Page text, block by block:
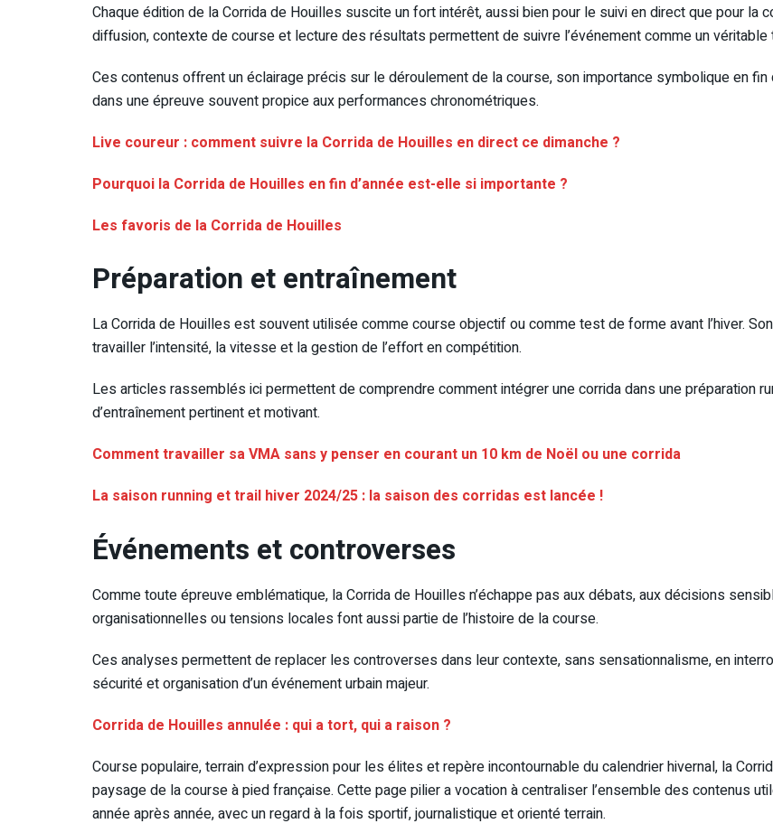
Chaque édition de la Corrida de Houilles suscite un fort intérêt, aussi bien pour le suivi en direct que pour la
diffusion, contexte de course et lecture des résultats permettent de suivre l’événement comme un
Ces contenus offrent un éclairage précis sur le déroulement de la course, son importance symbolique en
dans une épreuve souvent propice aux performances chronométriques.
Live coureur : comment suivre la Corrida de Houilles en direct ce dimanche ?
Pourquoi la Corrida de Houilles en fin d’année est-elle si importante ?
Les favoris de la Corrida de Houilles
Préparation et entraînement
La Corrida de Houilles est souvent utilisée comme course objectif ou comme test de forme avant l’hiver.
travailler l’intensité, la vitesse et la gestion de l’effort en compétition.
Les articles rassemblés ici permettent de comprendre comment intégrer une corrida dans une préparation
d’entraînement pertinent et motivant.
Comment travailler sa VMA sans y penser en courant un 10 km de Noël ou une corrida
La saison running et trail hiver 2024/25 : la saison des corridas est lancée !
Événements et controverses
Comme toute épreuve emblématique, la Corrida de Houilles n’échappe pas aux débats, aux décisions
organisationnelles ou tensions locales font aussi partie de l’histoire de la course.
Ces analyses permettent de replacer les controverses dans leur contexte, sans sensationnalisme, en
sécurité et organisation d’un événement urbain majeur.
Corrida de Houilles annulée : qui a tort, qui a raison ?
Course populaire, terrain d’expression pour les élites et repère incontournable du calendrier hivernal, la
paysage de la course à pied française. Cette page pilier a vocation à centraliser l’ensemble des contenus
année après année, avec un regard à la fois sportif, journalistique et orienté terrain.